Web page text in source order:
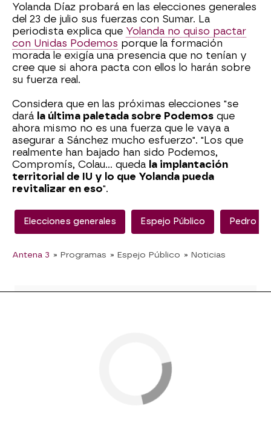
Yolanda Díaz probará en las elecciones generales
del 23 de julio sus fuerzas con Sumar. La
periodista explica que Yolanda no quiso pactar
con Unidas Podemos porque la formación
morada le exigía una presencia que no tenían y
cree que si ahora pacta con ellos lo harán sobre
su fuerza real.
Considera que en las próximas elecciones "se
dará la última paletada sobre Podemos que
ahora mismo no es una fuerza que le vaya a
asegurar a Sánchez mucho esfuerzo". "Los que
realmente han bajado han sido Podemos,
Compromís, Colau... queda la implantación
territorial de IU y lo que Yolanda pueda
revitalizar en eso".
Elecciones generales Espejo Público Pedro
Antena 3 » Programas » Espejo Público » Noticias